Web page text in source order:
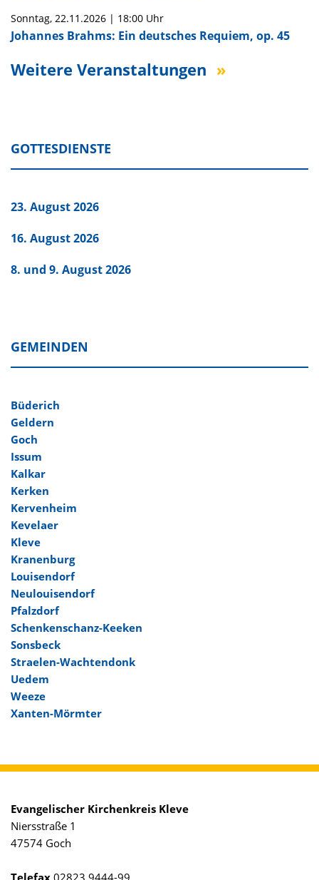
Sonntag, 22.11.2026 | 18:00 Uhr
Johannes Brahms: Ein deutsches Requiem, op. 45
Weitere Veranstaltungen
GOTTESDIENSTE
23. August 2026
16. August 2026
8. und 9. August 2026
GEMEINDEN
Büderich
Geldern
Goch
Issum
Kalkar
Kerken
Kervenheim
Kevelaer
Kleve
Kranenburg
Louisendorf
Neulouisendorf
Pfalzdorf
Schenkenschanz-Keeken
Sonsbeck
Straelen-Wachtendonk
Uedem
Weeze
Xanten-Mörmter
Evangelischer Kirchenkreis Kleve
Niersstraße 1
47574 Goch